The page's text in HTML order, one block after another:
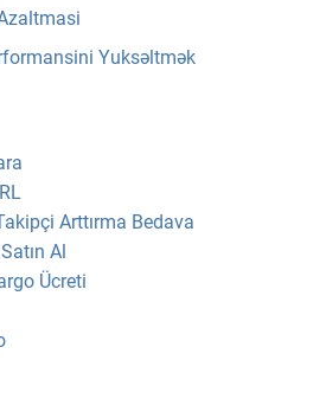
Yuksəltmək
Arttırma Bedava
Al
Ücreti